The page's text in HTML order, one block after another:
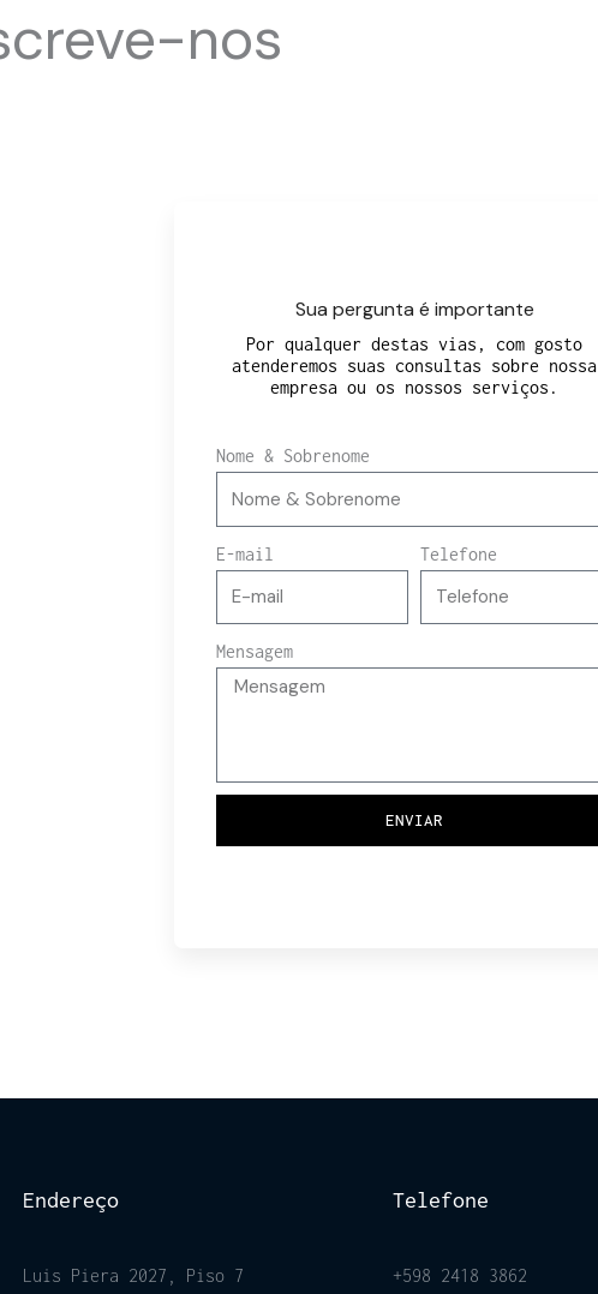
nos
Sua pergunta é importante
Por qualquer destas vias, com gosto
atenderemos suas consultas sobre nossa
empresa ou os nossos serviços.
Nome & Sobrenome
E-mail Telefone
Mensagem
ENVIAR
Endereço
Luis Piera 2027, Piso 7
Telefone
+598 2418 3862